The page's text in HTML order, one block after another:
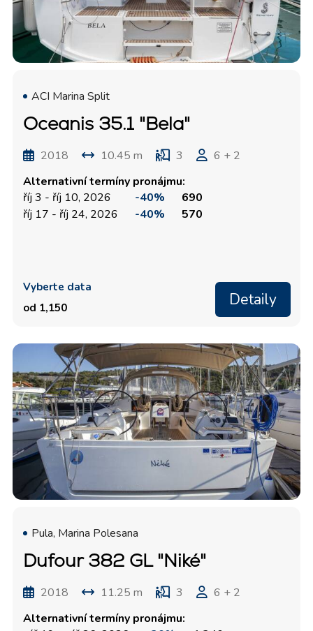
ACI Marina Split
Oceanis 35.1 "Bela"
2018 10.45 m 3
6 + 2
Alternativní termíny pronájmu:
říj 3 - říj 10, 2026
-40%
690
říj 17 - říj 24, 2026
-40% 570
Vyberte data
od 1,150
Detaily
Pula, Marina Polesana
Dufour 382 GL "Niké"
2018 11.25 m 3
6 + 2
Alternativní termíny pronájmu: